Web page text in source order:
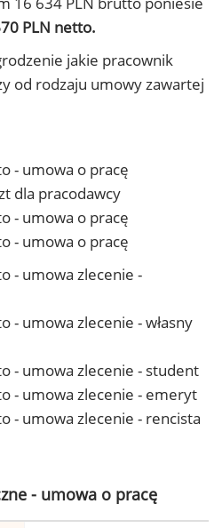
PLN netto.
jakie pracownik
od rodzaju umowy zawartej
- umowa o pracę
dla pracodawcy
- umowa o pracę
- umowa o pracę
- umowa zlecenie -
- umowa zlecenie - własny
- umowa zlecenie - student
- umowa zlecenie - emeryt
- umowa zlecenie - rencista
- umowa o pracę